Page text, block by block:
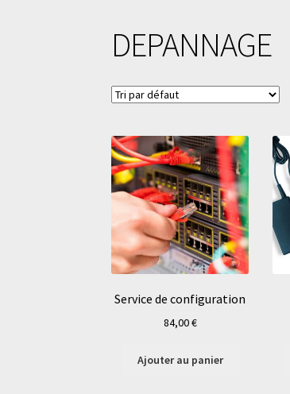
DEPANNAGE
Service de configuration
84,00€
Ajouter au panier